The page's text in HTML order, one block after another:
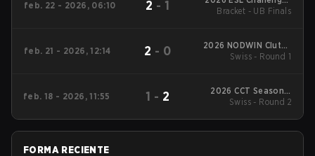
feb. 22 - 2026, 06:10 2 - 1
League Season 51:
Bracket - UB Finals
feb. 21 - 2026, 12:14 2 - 0
2026 NODWIN Clutch
Series #5
Swiss - Round 1
feb. 18 - 2026, 11:55 1 - 2
2026 CCT Season 3
European Series #16
Swiss - Round 2
FORMA RECIENTE